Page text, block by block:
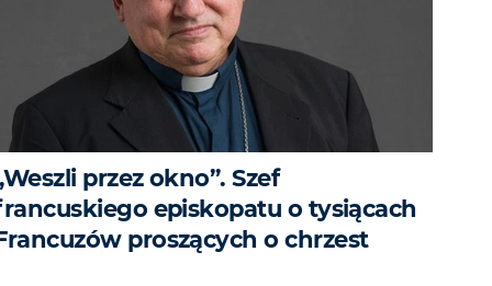
przez okno”. Szef
episkopatu o tysiącach
proszących o chrzest